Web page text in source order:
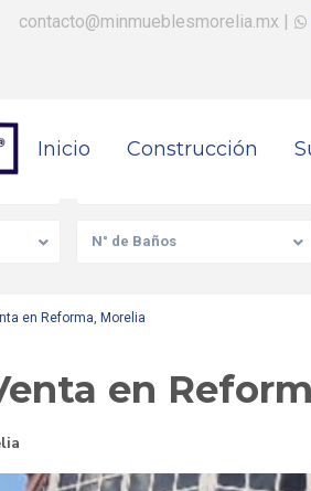
contacto@minmueblesmorelia.mx |
Inicio Construcción
N° de Baños
en Reforma, Morelia
en